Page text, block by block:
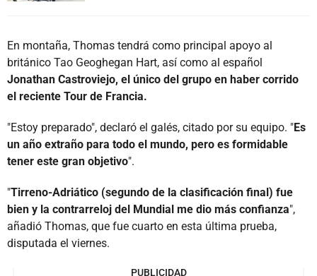
En montaña, Thomas tendrá como principal apoyo al
británico Tao Geoghegan Hart, así como al español
Jonathan Castroviejo, el único del grupo en haber corrido
el reciente Tour de Francia.
"Estoy preparado", declaró el galés, citado por su equipo. "Es
un año extraño para todo el mundo, pero es formidable
tener este gran objetivo".
"Tirreno-Adriático (segundo de la clasificación final) fue
bien y la contrarreloj del Mundial me dio más confianza",
añadió Thomas, que fue cuarto en esta última prueba,
disputada el viernes.
PUBLICIDAD